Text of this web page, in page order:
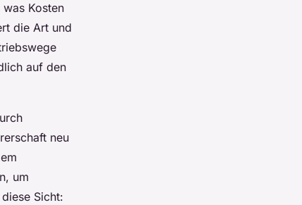
Kosten
die Art und
auf den
neu
um
Sicht: